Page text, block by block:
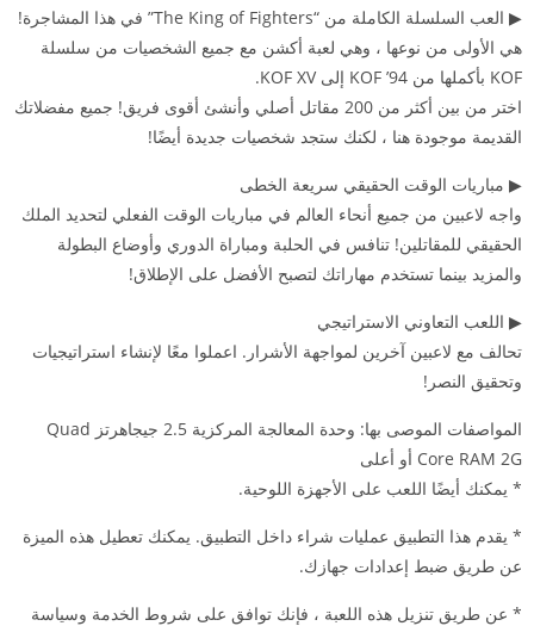
▶ العب السلسلة الكاملة من “The King of Fighters” في هذا المشاجرة!
هي الأولى من نوعها ، وهي لعبة أكشن مع جميع الشخصيات من سلسلة
KOF بأكملها من KOF ’94 إلى KOF XV.
اختر من بين أكثر من 200 مقاتل أصلي وأنشئ أقوى فريق! جميع مفضلاتك
القديمة موجودة هنا ، لكنك ستجد شخصيات جديدة أيضًا!
▶ مباريات الوقت الحقيقي سريعة الخطى
واجه لاعبين من جميع أنحاء العالم في مباريات الوقت الفعلي لتحديد الملك
الحقيقي للمقاتلين! تنافس في الحلبة ومباراة الدوري وأوضاع البطولة
والمزيد بينما تستخدم مهاراتك لتصبح الأفضل على الإطلاق!
▶ اللعب التعاوني الاستراتيجي
تحالف مع لاعبين آخرين لمواجهة الأشرار. اعملوا معًا لإنشاء استراتيجيات
وتحقيق النصر!
المواصفات الموصى بها: وحدة المعالجة المركزية 2.5 جيجاهرتز Quad
Core RAM 2G أو أعلى
* يمكنك أيضًا اللعب على الأجهزة اللوحية.
* يقدم هذا التطبيق عمليات شراء داخل التطبيق. يمكنك تعطيل هذه الميزة
عن طريق ضبط إعدادات جهازك.
* عن طريق تنزيل هذه اللعبة ، فإنك توافق على شروط الخدمة وسياسة